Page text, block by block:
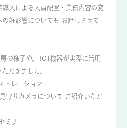
入による人員配置・業務内容の変
好影響についても お話しさせて
の様子や、 ICT機器が実際に活用
だきました。
トレーション
守りカメラについて ご紹介いただ
ミナー